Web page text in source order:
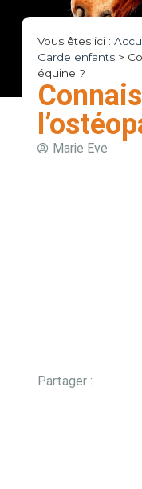
Vous êtes ici :
Garde enfants>
équine ?
Marie Eve
Partager :